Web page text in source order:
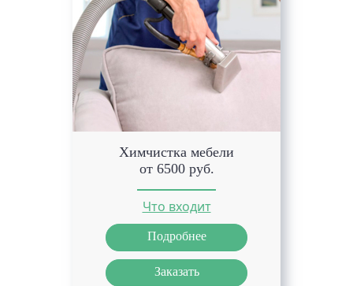
Химчистка мебели
от 6500 руб.
Что входит
Подробнее
Заказать